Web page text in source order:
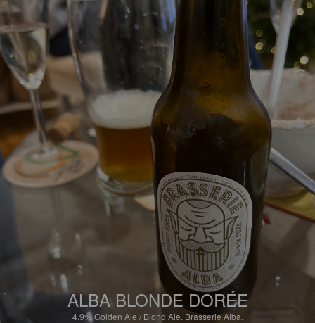
ALBA BLONDE DORÉE
4.9%Golden Ale / Blond Ale. Brasserie Alba.